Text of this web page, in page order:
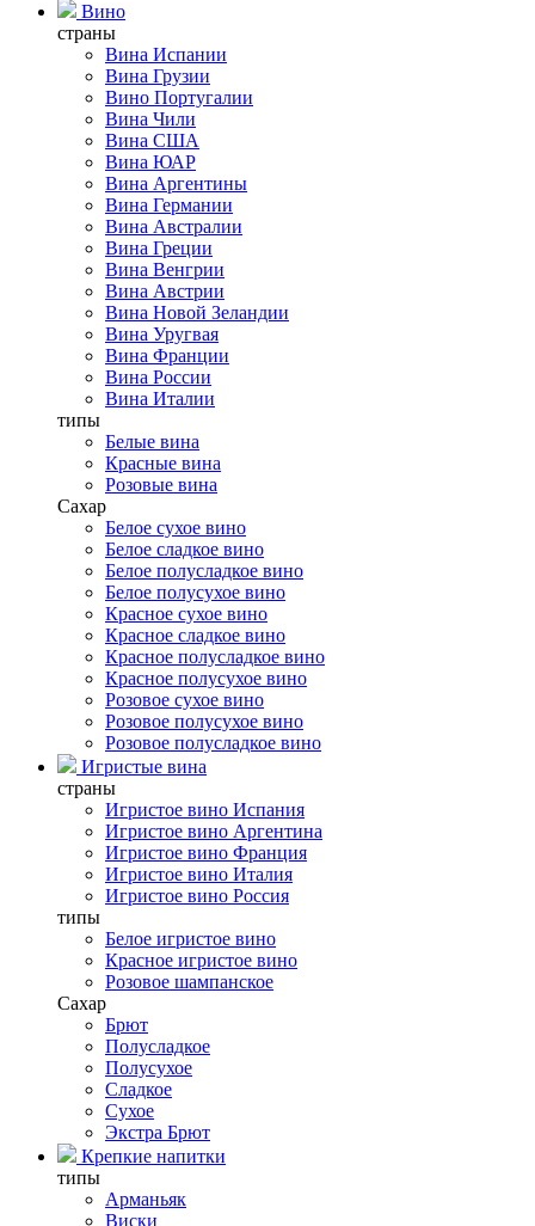
Вино
страны
Вина Испании
Вина Грузии
Вино Португалии
Вина Чили
Вина США
Вина ЮАР
Вина Аргентины
Вина Германии
Вина Австралии
Вина Греции
Вина Венгрии
Вина Австрии
Вина Новой Зеландии
Вина Уругвая
Вина Франции
Вина России
Вина Италии
типы
Белые вина
Красные вина
Розовые вина
Сахар
Белое сухое вино
Белое сладкое вино
Белое полусладкое вино
Белое полусухое вино
Красное сухое вино
Красное сладкое вино
Красное полусладкое вино
Красное полусухое вино
Розовое сухое вино
Розовое полусухое вино
Розовое полусладкое вино
Игристые вина
страны
Игристое вино Испания
Игристое вино Аргентина
Игристое вино Франция
Игристое вино Италия
Игристое вино Россия
типы
Белое игристое вино
Красное игристое вино
Розовое шампанское
Сахар
Брют
Полусладкое
Полусухое
Сладкое
Сухое
Экстра Брют
Крепкие напитки
типы
Арманьяк
Виски